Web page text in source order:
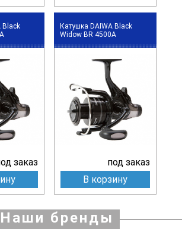
Black
заказ
Катушка DAIWA Black
Widow BR 4500A
под заказ
В корзину
Наши бренды